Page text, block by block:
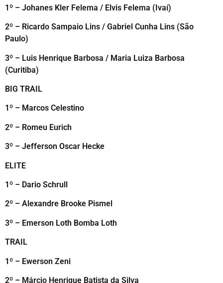
1º – Johanes Kler Felema / Elvis Felema (Ivaí)
2º – Ricardo Sampaio Lins / Gabriel Cunha Lins (São
Paulo)
3º – Luis Henrique Barbosa / Maria Luiza Barbosa
(Curitiba)
BIG TRAIL
1º – Marcos Celestino
2º – Romeu Eurich
3º – Jefferson Oscar Hecke
ELITE
1º – Dario Schrull
2º – Alexandre Brooke Pismel
3º – Emerson Loth Bomba Loth
TRAIL
1º – Ewerson Zeni
2º – Márcio Henrique Batista da Silva